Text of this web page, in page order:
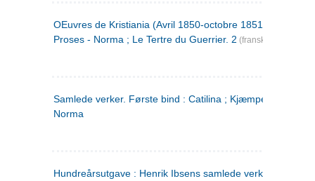
OEuvres de Kristiania (Avril 1850-octobre 1851) : Poèmes
Proses - Norma ; Le Tertre du Guerrier. 2 (fransk)
Samlede verker. Første bind : Catilina ; Kjæmpehøien ;
Norma
Hundreårsutgave : Henrik Ibsens samlede verker. 1